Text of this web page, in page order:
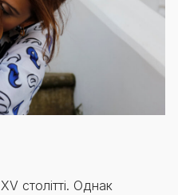
столітті. Однак